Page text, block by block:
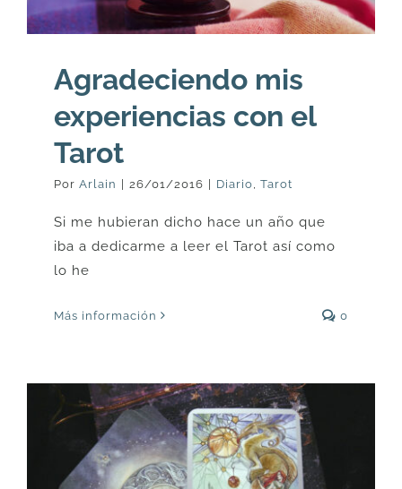
Agradeciendo mis
experiencias con el
Tarot
Por Arlain | 26/01/2016 | Diario Tarot
Si me hubieran dicho hace un año que
iba a dedicarme a leer el Tarot así como
lo he
Más información 0